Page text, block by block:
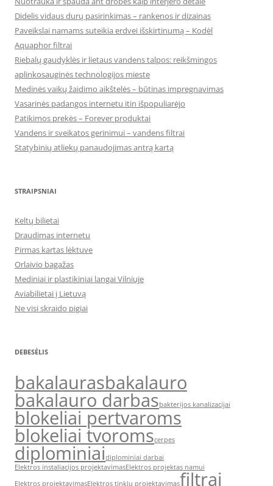
Didelis vidaus durų pasirinkimas – rankenos ir dizainas
Paveikslai namams suteikia erdvei išskirtinumą – Kodėl
Aquaphor filtrai
Riebalų gaudyklės ir lietaus vandens talpos: reikšmingos
aplinkosauginės technologijos mieste
Medinės vaikų žaidimo aikštelės – būtinas impregnavimas
Vasarinės padangos internetu itin išpopuliarėjo
Patikimos prekės – Forever produktai
Vandens ir sveikatos gerinimui – vandens filtrai
Statybinių atliekų panaudojimas antrą kartą
STRAIPSNIAI
Keltų bilietai
Draudimas internetu
Pirmas kartas lėktuve
Orlaivio bagažas
Mediniai ir plastikiniai langai Vilniuje
Aviabilietai į Lietuvą
Ne visi skraido pigiai
DEBESĖLIS
bakalaurasbakalauro
bakalauro darbasbakterijos kanalizacijai
blokeliai pertvaroms
blokeliai tvoromscerpes
diplominiaidiplominiai darbai
Elektros instaliacijos projektavimasElektros projektas namui
Elektros projektavimasElektros tinklų projektavimasfiltrai